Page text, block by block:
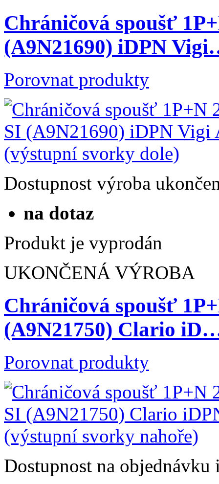
Chráničová spoušť
(A9N21690) iDPN
Porovnat produkty
Dostupnost výroba
na dotaz
Produkt je vyprodán
UKONČENÁ VÝROBA
Chráničová spoušť
(A9N21750) Clario
Porovnat produkty
Dostupnost na objednávku